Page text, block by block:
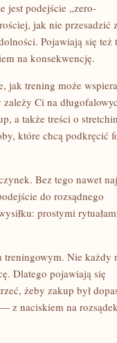
jest podejście „zero-
jak nie przesadzić
Pojawiają się też
na konsekwencję.
jak trening może
Ci na
a także treści o
które chcą podkręcić
Bez tego nawet
do rozsądnego
prostymi
treningowym. Nie każdy
Dlatego pojawiają się
żeby zakup był
z naciskiem na